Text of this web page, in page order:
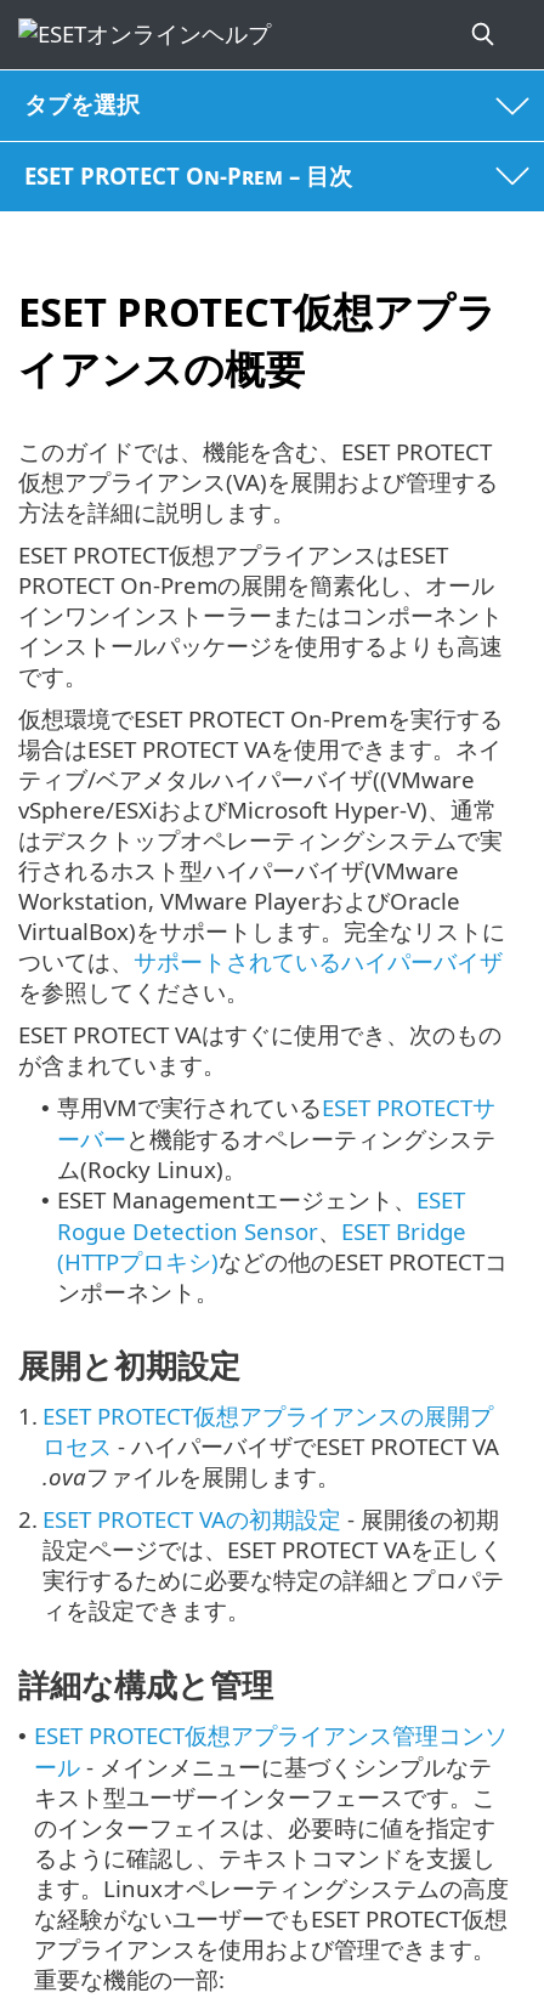
タブを選択
ESET PROTECT On-Prem – 目次
ESET PROTECT仮想アプラ
イアンスの概要
このガイドでは、機能を含む、ESET PROTECT
仮想アプライアンス(VA)を展開および管理する
方法を詳細に説明します。
ESET PROTECT仮想アプライアンスはESET
PROTECT On-Premの展開を簡素化し、オール
インワンインストーラーまたはコンポーネント
インストールパッケージを使用するよりも高速
です。
仮想環境でESET PROTECT On-Premを実行する
場合はESET PROTECT VAを使用できます。ネイ
ティブ/ベアメタルハイパーバイザ((VMware
vSphere/ESXiおよびMicrosoft Hyper-V)、通常
はデスクトップオペレーティングシステムで実
行されるホスト型ハイパーバイザ(VMware
Workstation, VMware PlayerおよびOracle
VirtualBox)をサポートします。完全なリストに
ついては、 サポートされているハイパーバイザ
を参照してください。
ESET PROTECT VAはすぐに使用でき、次のもの
が含まれています。
• 専用VMで実行されているESET PROTECTサ
ーバーと機能するオペレーティングシステ
ム(Rocky Linux)。
• ESET Managementエージェント、 ESET
Rogue Detection Sensor、 ESET Bridge
(HTTPプロキシ)などの他のESET PROTECTコ
ンポーネント。
展開と初期設定
1. ESET PROTECT仮想アプライアンスの展開プ
ロセス - ハイパーバイザでESET PROTECT VA
.ovaファイルを展開します。
2. ESET PROTECT VAの初期設定 - 展開後の初期
設定ページでは、ESET PROTECT VAを正しく
実行するために必要な特定の詳細とプロパテ
ィを設定できます。
詳細な構成と管理
• ESET PROTECT仮想アプライアンス管理コンソ
ール - メインメニューに基づくシンプルなテ
キスト型ユーザーインターフェースです。こ
のインターフェイスは、必要時に値を指定す
るように確認し、テキストコマンドを支援し
ます。Linuxオペレーティングシステムの高度
な経験がないユーザーでもESET PROTECT仮想
アプライアンスを使用および管理できます。
重要な機能の一部: